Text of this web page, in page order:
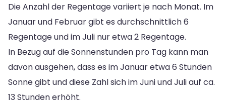
Die Anzahl der Regentage variiert je nach Monat. Im
Januar und Februar gibt es durchschnittlich 6
Regentage und im Juli nur etwa 2 Regentage.
In Bezug auf die Sonnenstunden pro Tag kann man
davon ausgehen, dass es im Januar etwa 6 Stunden
Sonne gibt und diese Zahl sich im Juni und Juli auf ca.
13 Stunden erhöht.